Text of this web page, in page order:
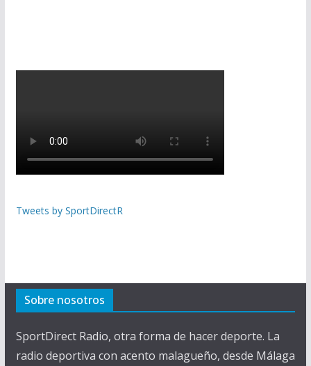
Tweets by SportDirectR
Sobre nosotros
SportDirect Radio, otra forma de hacer deporte. La
radio deportiva con acento malagueño, desde Málaga